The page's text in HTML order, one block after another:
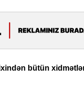
bütün